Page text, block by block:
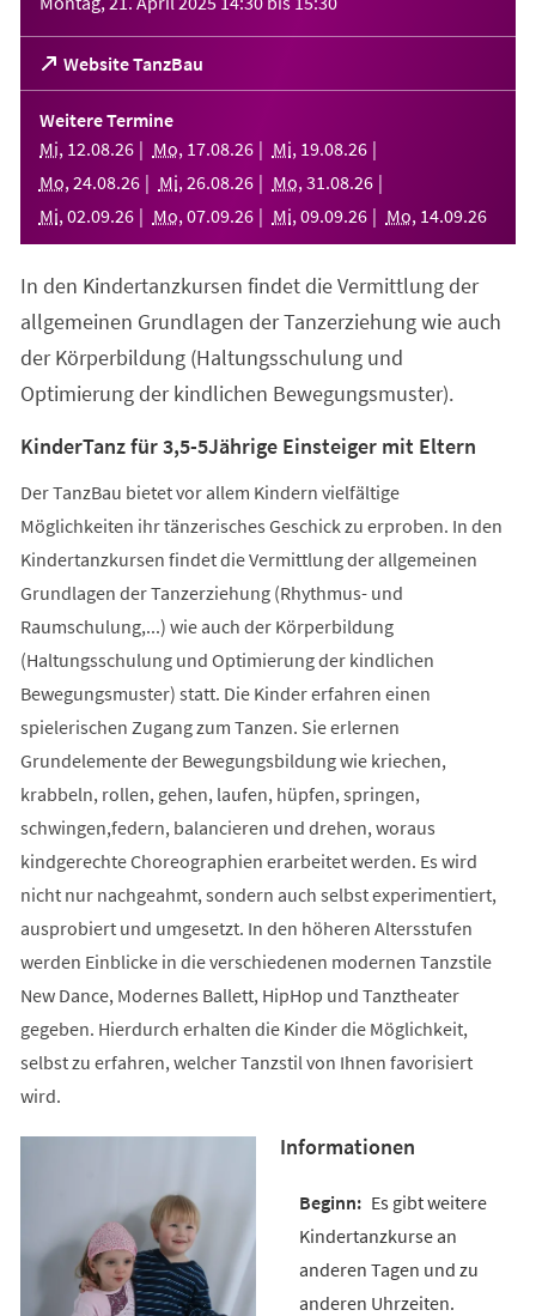
Website TanzBau
(Öffnet
in
einem
neuen
Tab)
Weitere Termine
Mi, 12.08.26 Mo, 17.08.26 Mi, 19.08.26
Mo, 24.08.26 Mi, 26.08.26 Mo, 31 .08.26
Mi, 02.09.26 Mo, 07.09.26 Mi, 09.09.26 Mo, 14.09.26
In den Kindertanzkursen findet die Vermittlung der
allgemeinen Grundlagen der Tanzerziehung wie auch
der Körperbildung (Haltungsschulung und
Optimierung der kindlichen Bewegungsmuster).
KinderTanz für 3,5-5Jährige Einsteiger mit Eltern
Der TanzBau bietet vor allem Kindern vielfältige
Möglichkeiten ihr tänzerisches Geschick zu erproben. In den
Kindertanzkursen findet die Vermittlung der allgemeinen
Grundlagen der Tanzerziehung (Rhythmus- und
Raumschulung,...) wie auch der Körperbildung
(Haltungsschulung und Optimierung der kindlichen
Bewegungsmuster) statt. Die Kinder erfahren einen
spielerischen Zugang zum Tanzen. Sie erlernen
Grundelemente der Bewegungsbildung wie kriechen,
krabbeln, rollen, gehen, laufen, hüpfen, springen,
schwingen,federn, balancieren und drehen, woraus
kindgerechte Choreographien erarbeitet werden. Es wird
nicht nur nachgeahmt, sondern auch selbst experimentiert,
ausprobiert und umgesetzt. In den höheren Altersstufen
werden Einblicke in die verschiedenen modernen Tanzstile
New Dance, Modernes Ballett, HipHop und Tanztheater
gegeben. Hierdurch erhalten die Kinder die Möglichkeit,
selbst zu erfahren, welcher Tanzstil von Ihnen favorisiert
wird.
Informationen
Es gibt weitere
Kindertanzkurse an
anderen Tagen und zu
anderen Uhrzeiten.